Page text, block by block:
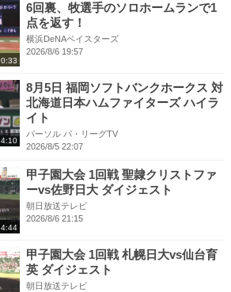
0:33
6回裏、牧選手のソロホームランで1
点を返す！
横浜DeNAベイスターズ
2026/8/6 19:57
4:10
8月5日 福岡ソフトバンクホークス 対
北海道日本ハムファイターズ ハイラ
イト
パーソル パ・リーグTV
2026/8/5 22:07
4:44
甲子園大会 1回戦 聖隷クリストファ
ーvs佐野日大 ダイジェスト
朝日放送テレビ
2026/8/6 21:15
甲子園大会 1回戦 札幌日大vs仙台育
英 ダイジェスト
朝日放送テレビ